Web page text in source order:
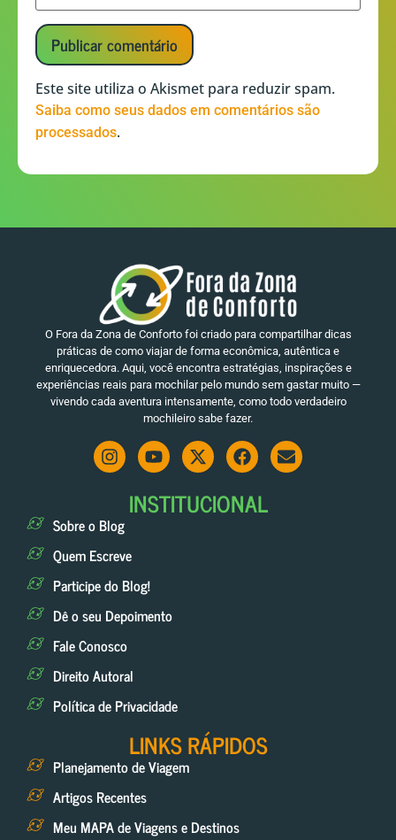
Este site utiliza o Akismet para reduzir spam.
Saiba como seus dados em comentários são
processados.
O Fora da Zona de Conforto foi criado para compartilhar dicas
práticas de como viajar de forma econômica, autêntica e
enriquecedora. Aqui, você encontra estratégias, inspirações e
experiências reais para mochilar pelo mundo sem gastar muito —
vivendo cada aventura intensamente, como todo verdadeiro
mochileiro sabe fazer.
INSTITUCIONAL
Sobre o Blog
Quem Escreve
Participe do Blog!
Dê o seu Depoimento
Fale Conosco
Direito Autoral
Política de Privacidade
LINKS RÁPIDOS
Planejamento de Viagem
Artigos Recentes
Meu MAPA de Viagens e Destinos